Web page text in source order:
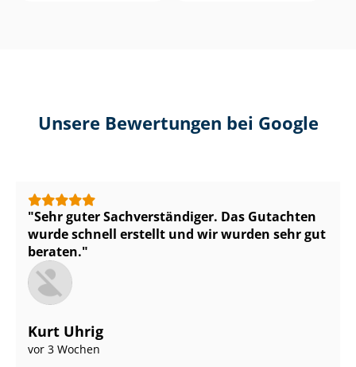
Unsere Bewertungen bei Google
Sehr guter Sach­ver­stän­di­ger. Das Gutachten
wurde schnell erstellt und wir wurden sehr gut
beraten.
Kurt Uhrig
vor 3 Wochen